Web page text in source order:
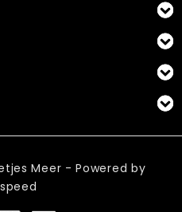
Meer - Powered by